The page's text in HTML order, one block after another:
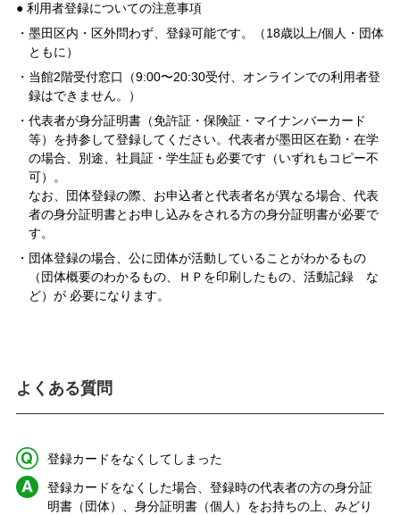
利用者登録についての注意事項
墨田区内・区外問わず、登録可能です。（18歳以上/個人・団体
ともに）
当館2階受付窓口（9:00〜20:30受付、オンラインでの利用者登
録はできません。）
代表者が身分証明書（免許証・保険証・マイナンバーカード
等）を持参して登録してください。代表者が墨田区在勤・在学
の場合、別途、社員証・学生証も必要です（いずれもコピー不
可）。
なお、団体登録の際、お申込者と代表者名が異なる場合、代表
者の身分証明書とお申し込みをされる方の身分証明書が必要で
す。
団体登録の場合、公に団体が活動していることがわかるもの
（団体概要のわかるもの、ＨＰを印刷したもの、活動記録 な
ど）が 必要になります。
よくある質問
Q.登録カードをなくしてしまった
A.登録カードをなくした場合、登録時の代表者の方の身分証
明書（団体）、身分証明書（個人）をお持ちの上、みどり